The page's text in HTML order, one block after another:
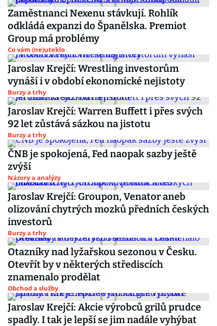
Zaměstnanci Nexenu stávkují. Rohlík
odkládá expanzi do Španělska. Premiot
Group má problémy
Co vám (ne)uteklo
Jaroslav Krejčí: Wrestling investorům
vynáší i v období ekonomické nejistoty
Burzy a trhy
Jaroslav Krejčí: Warren Buffett i přes svých
92 let zůstává sázkou na jistotu
Burzy a trhy
ČNB je spokojená, Fed naopak sazby ještě
zvýší
Názory a analýzy
Jaroslav Krejčí: Groupon, Venator aneb
olizování chytrých mozků předních českých
investorů
Burzy a trhy
Otazníky nad lyžařskou sezonou v Česku.
Otevřít by v některých střediscích
znamenalo prodělat
Obchod a služby
Jaroslav Krejčí: Akcie výrobců grilů prudce
spadly. I tak je lepší se jim nadále vyhýbat